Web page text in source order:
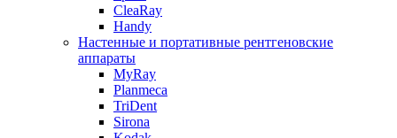
CleaRay
Handy
Настенные и портативные рентгеновские
аппараты
MyRay
Planmeca
TriDent
Sirona